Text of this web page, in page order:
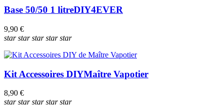
Base 50/50 1 litreDIY4EVER
9,90 €
starstarstarstarstar
Kit Accessoires DIYMaître Vapotier
8,90 €
starstarstarstarstar